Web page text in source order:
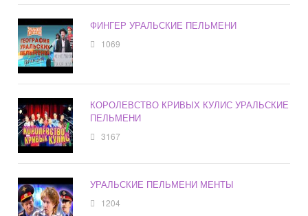
ФИНГЕР УРАЛЬСКИЕ ПЕЛЬМЕНИ
1069
КОРОЛЕВСТВО КРИВЫХ КУЛИС УРАЛЬСКИЕ
ПЕЛЬМЕНИ
3167
УРАЛЬСКИЕ ПЕЛЬМЕНИ МЕНТЫ
1204